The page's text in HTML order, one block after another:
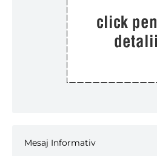
Mesaj Informativ